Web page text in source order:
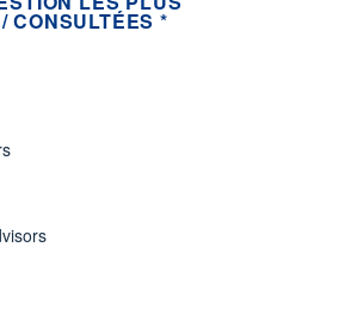
CONSULTÉES *